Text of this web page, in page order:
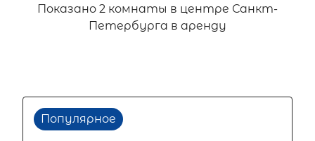
Показано 2 комнаты в центре Санкт-
Петербурга в аренду
Популярное